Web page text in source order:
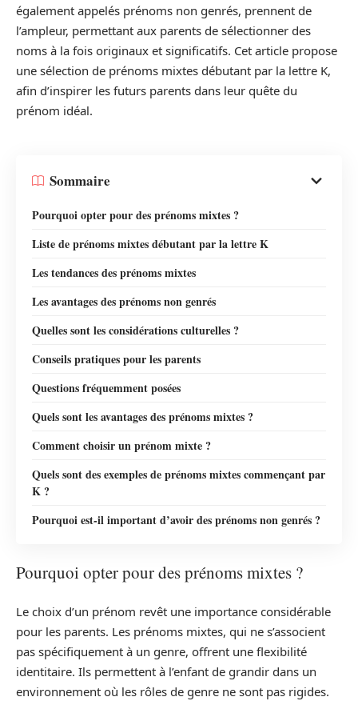
également appelés prénoms non genrés, prennent de
l’ampleur, permettant aux parents de sélectionner des
noms à la fois originaux et significatifs. Cet article propose
une sélection de prénoms mixtes débutant par la lettre K,
afin d’inspirer les futurs parents dans leur quête du
prénom idéal.
Sommaire
Pourquoi opter pour des prénoms mixtes ?
Liste de prénoms mixtes débutant par la lettre K
Les tendances des prénoms mixtes
Les avantages des prénoms non genrés
Quelles sont les considérations culturelles ?
Conseils pratiques pour les parents
Questions fréquemment posées
Quels sont les avantages des prénoms mixtes ?
Comment choisir un prénom mixte ?
Quels sont des exemples de prénoms mixtes commençant par
K ?
Pourquoi est-il important d’avoir des prénoms non genrés ?
Pourquoi opter pour des prénoms mixtes ?
Le choix d’un prénom revêt une importance considérable
pour les parents. Les prénoms mixtes, qui ne s’associent
pas spécifiquement à un genre, offrent une flexibilité
identitaire. Ils permettent à l’enfant de grandir dans un
environnement où les rôles de genre ne sont pas rigides.